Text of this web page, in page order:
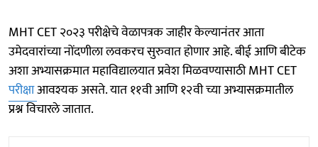
MHT CET २०२३ परीक्षेचे वेळापत्रक जाहीर केल्यानंतर आता
उमेदवारांच्या नोंदणीला लवकरच सुरुवात होणार आहे. बीई आणि बीटेक
अशा अभ्यासक्रमात महाविद्यालयात प्रवेश मिळवण्यासाठी MHT CET
परीक्षाआवश्यक असते. यात ११वी आणि १२वी च्या अभ्यासक्रमातील
प्रश्न विचारले जातात.